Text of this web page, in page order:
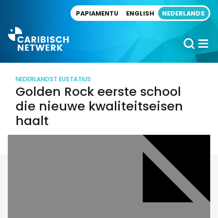
PAPIAMENTU ENGLISH NEDERLANDS
NEDERLANDST EUSTATIUS
Golden Rock eerste school
die nieuwe kwaliteitseisen
haalt